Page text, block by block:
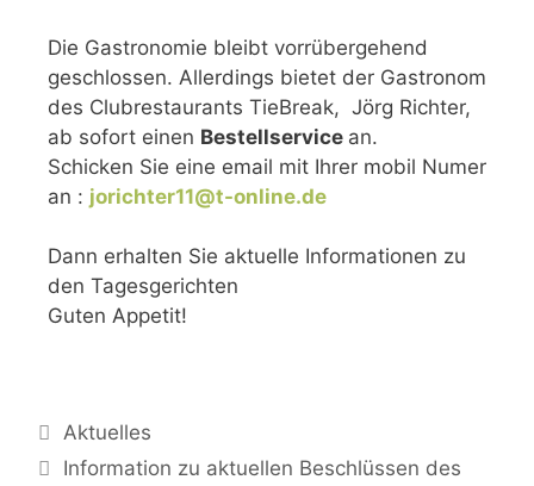
Die Gastronomie bleibt vorrübergehend
geschlossen. Allerdings bietet der Gastronom
des Clubrestaurants TieBreak, Jörg Richter,
ab sofort einen Bestellservice an.
Schicken Sie eine email mit Ihrer mobil Numer
an : jorichter11@t-online.de
Dann erhalten Sie aktuelle Informationen zu
den Tagesgerichten
Guten Appetit!
Aktuelles
Information zu aktuellen Beschlüssen des